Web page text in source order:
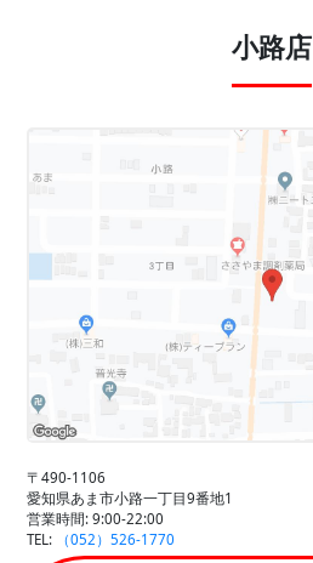
小路店
〒490-1106
愛知県あま市小路一丁目9番地1
営業時間: 9:00-22:00
TEL:
（052）526-1770